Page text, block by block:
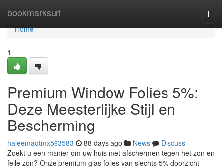
bookmarksurl
Home
Home
1
Premium Window Folies 5%:
Deze Meesterlijke Stijl en
Bescherming
haleemaqtmx563583 88 days ago News
Discuss
Zoekt u een manier om uw huis met afschermen tegen het zon en
felle zon? Onze premium glas folies van slechts 5% doorzicht